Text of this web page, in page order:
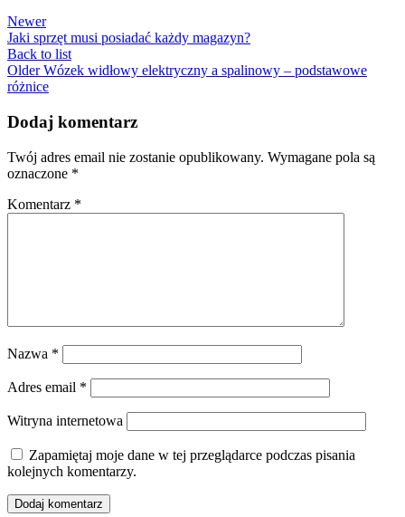
Newer
Jaki sprzęt musi posiadać każdy magazyn?
Back to list
Older Wózek widłowy elektryczny a spalinowy – podstawowe
różnice
Dodaj komentarz
Twój adres email nie zostanie opublikowany. Wymagane pola są
oznaczone *
Komentarz *
Nazwa *
Adres email *
Witryna internetowa
Zapamiętaj moje dane w tej przeglądarce podczas pisania
kolejnych komentarzy.